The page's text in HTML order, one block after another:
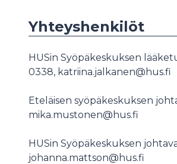
Yhteyshenkilöt
HUSin Syöpäkeskuksen
0338, katriina.jalkanen@hus.fi
Eteläisen syöpäkeskuksen
mika.mustonen@hus.fi
HUSin Syöpäkeskuksen
johanna.mattson@hus.fi